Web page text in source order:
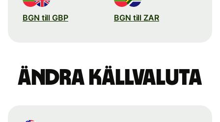
BGN till GBP BGN till ZAR
Ändra källvaluta